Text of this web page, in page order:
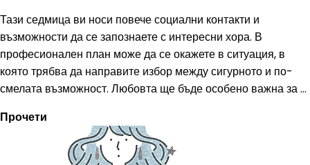
Тази седмица ви носи повече социални контакти и
възможности да се запознаете с интересни хора. В
професионален план може да се окажете в ситуация, в
която трябва да направите избор между сигурното и по-
смелата възможност. Любовта ще бъде особено важна за ...
Прочети